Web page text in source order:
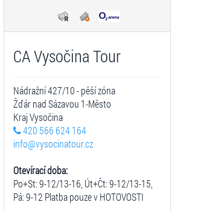
CA Vysočina Tour
Nádražní 427/10 - pěší zóna
Žďár nad Sázavou 1-Město
Kraj Vysočina
420 566 624 164
info@vysocinatour.cz
Otevírací doba:
Po+St: 9-12/13-16, Út+Čt: 9-12/13-15,
Pá: 9-12 Platba pouze v HOTOVOSTI